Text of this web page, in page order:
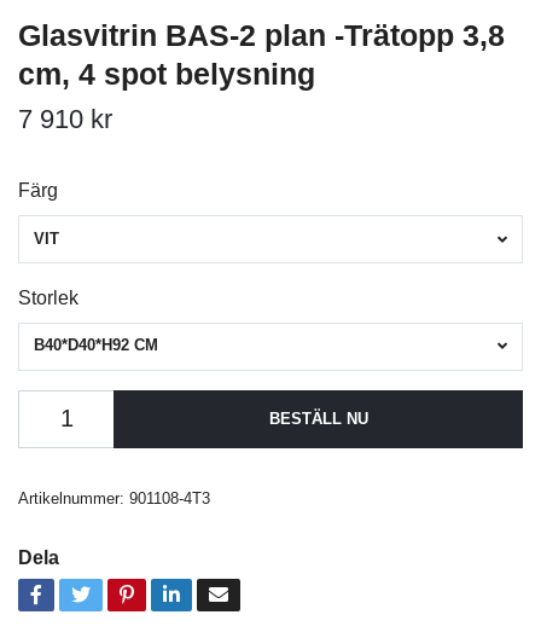
Glasvitrin BAS-2 plan -Trätopp 3,8
cm, 4 spot belysning
7 910 kr
Färg
VIT
Storlek
B40*D40*H92 CM
BESTÄLL NU
Artikelnummer: 901108-4T3
Dela